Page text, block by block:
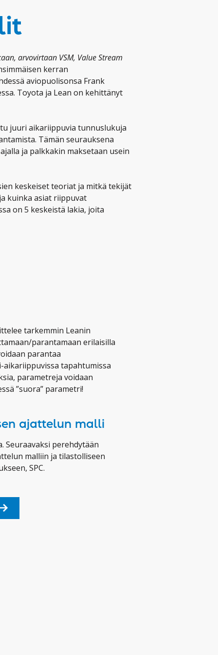
arvovirtaan VSM, Value Stream
kerran
aviopuolisonsa Frank
Toyota ja Lean on kehittänyt
juuri aikariippuvia tunnuslukuja
Tämän seurauksena
ja palkkakin maksetaan usein
keskeiset teoriat ja mitkä tekijät
kuinka asiat riippuvat
on 5 keskeistä lakia, joita
tarkemmin Leanin
parantamaan erilaisilla
parantaa
aikariippuvissa tapahtumissa
parametreja voidaan
”suora” parametri!
ajattelun malli
Seuraavaksi perehdytään
malliin ja tilastolliseen
SPC.